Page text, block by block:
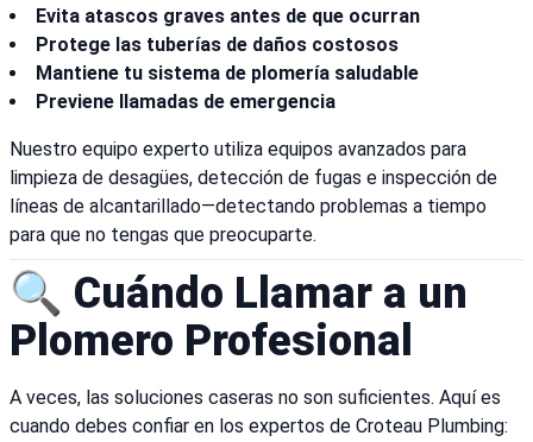
Evita atascos graves antes de que ocurran
Protege las tuberías de daños costosos
Mantiene tu sistema de plomería saludable
Previene llamadas de emergencia
Nuestro equipo experto utiliza equipos avanzados para
limpieza de desagües, detección de fugas e inspección de
líneas de alcantarillado—detectando problemas a tiempo
para que no tengas que preocuparte.
🔍 Cuándo Llamar a un
Plomero Profesional
A veces, las soluciones caseras no son suficientes. Aquí es
cuando debes confiar en los expertos de Croteau Plumbing: